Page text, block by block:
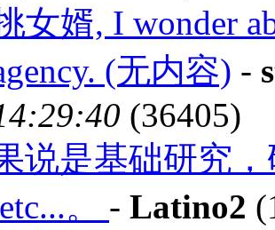
女婿, I wonder
(无内容) -
(36405)
说是基础研究
。 - Latino2